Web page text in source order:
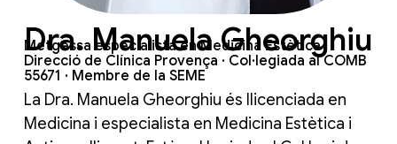
Dra. Manuela Gheorghiu
Metgessa especialista en Medicina Estètica ·
Direcció de Clínica Provença · Col·legiada al COMB
55671 · Membre de la SEME
La Dra. Manuela Gheorghiu és llicenciada en
Medicina i especialista en Medicina Estètica i